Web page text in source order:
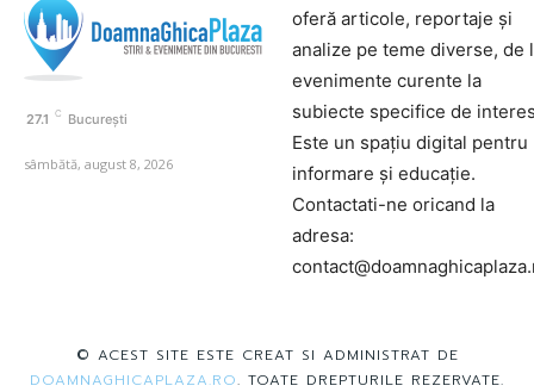
27.1 C București
sâmbătă, august 8, 2026
oferă articole, reportaje și
analize pe teme diverse, de
evenimente curente la
subiecte specifice de
Este un spațiu digital pentru
informare și educație.
Contactati-ne oricand la
adresa:
© ACEST SITE ESTE CREAT SI ADMINISTRAT DE
DOAMNAGHICAPLAZA.RO. TOATE DREPTURILE REZERVATE.